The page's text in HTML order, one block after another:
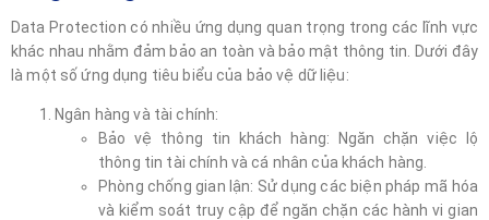
Data Protection có nhiều ứng dụng quan trọng trong các lĩnh vực
khác nhau nhằm đảm bảo an toàn và bảo mật thông tin. Dưới đây
là một số ứng dụng tiêu biểu của bảo vệ dữ liệu:
Ngân hàng và tài chính:
Bảo vệ thông tin khách hàng: Ngăn chặn việc lộ
thông tin tài chính và cá nhân của khách hàng.
Phòng chống gian lận: Sử dụng các biện pháp mã hóa
và kiểm soát truy cập để ngăn chặn các hành vi gian